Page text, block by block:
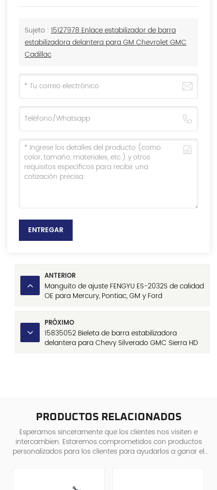
Sujeto : 15127978 Enlace estabilizador de barra
estabilizadora delantera para GM Chevrolet GMC
Cadillac
ENTREGAR
ANTERIOR
Manguito de ajuste FENGYU ES-2032S de calidad
OE para Mercury, Pontiac, GM y Ford
PRÓXIMO
15835052 Bieleta de barra estabilizadora
delantera para Chevy Silverado GMC Sierra HD
PRODUCTOS RELACIONADOS
Esperamos sinceramente que los clientes nos visiten e
intercambien. Estaremos comprometidos con productos
personalizados para los clientes para ayudarlos a ganar el